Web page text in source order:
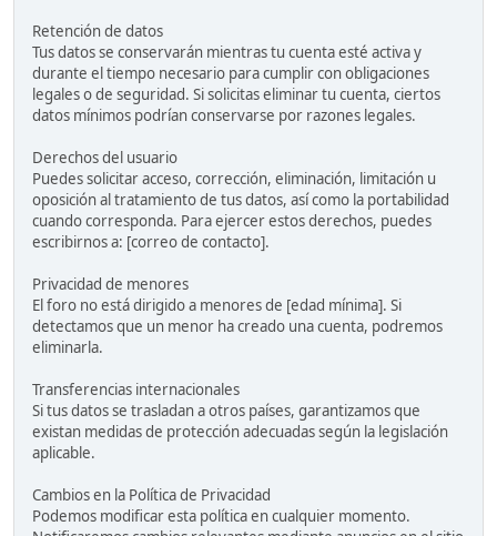
Retención de datos
Tus datos se conservarán mientras tu cuenta esté activa y
durante el tiempo necesario para cumplir con obligaciones
legales o de seguridad. Si solicitas eliminar tu cuenta, ciertos
datos mínimos podrían conservarse por razones legales.
Derechos del usuario
Puedes solicitar acceso, corrección, eliminación, limitación u
oposición al tratamiento de tus datos, así como la portabilidad
cuando corresponda. Para ejercer estos derechos, puedes
escribirnos a: [correo de contacto].
Privacidad de menores
El foro no está dirigido a menores de [edad mínima]. Si
detectamos que un menor ha creado una cuenta, podremos
eliminarla.
Transferencias internacionales
Si tus datos se trasladan a otros países, garantizamos que
existan medidas de protección adecuadas según la legislación
aplicable.
Cambios en la Política de Privacidad
Podemos modificar esta política en cualquier momento.